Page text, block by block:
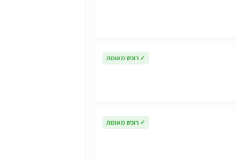
✓ רוכש מאומת
✓ רוכש מאומת